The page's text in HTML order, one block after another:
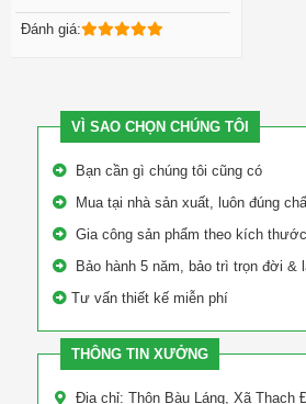
Xem chi tiết
Đánh giá:
VÌ SAO CHỌN CHÚNG TÔI
Bạn cần gì chúng tôi cũng có
Mua tại nhà sản xuất, luôn đúng
Gia công sản phẩm theo kích
Bảo hành 5 năm, bảo trì trọn đời &
Tư vấn thiết kế miễn phí
THÔNG TIN XƯỞNG
Địa chỉ: Thôn Bàu Láng, Xã Thạch